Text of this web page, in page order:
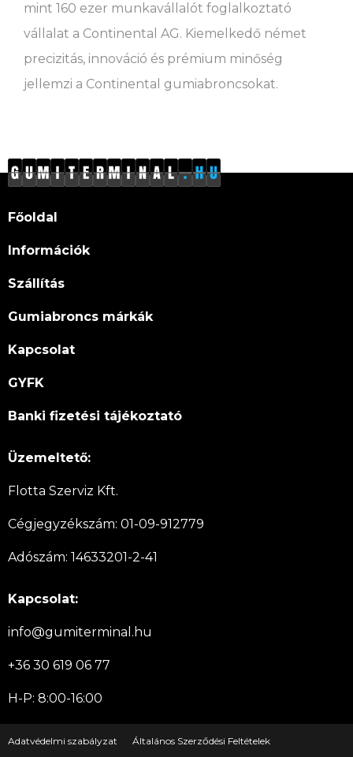
mint 160 ezer munkavállalót foglalkoztató
vállalat a Continental AG. Kiemelkedő német
precizitás, innováció és prémium minőség
jellemzi a Continental gumiabroncsokat.
Főoldal
Információk
Szállítás
Gumiabroncs márkák
Kapcsolat
GYFK
Banki fizetési tájékoztató
Üzemeltető:
Flotta Szerviz Kft.
Cégjegyzékszám: 01-09-912779
Adószám: 14633201-2-41
Kapcsolat:
info@gumiterminal.hu
+36 30 619 06 77
H-P: 8:00-16:00
Adatvédelmi szabályzat Általános Szerződési Feltételek